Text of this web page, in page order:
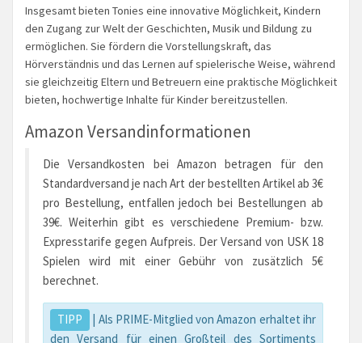
Insgesamt bieten Tonies eine innovative Möglichkeit, Kindern
den Zugang zur Welt der Geschichten, Musik und Bildung zu
ermöglichen. Sie fördern die Vorstellungskraft, das
Hörverständnis und das Lernen auf spielerische Weise, während
sie gleichzeitig Eltern und Betreuern eine praktische Möglichkeit
bieten, hochwertige Inhalte für Kinder bereitzustellen.
Amazon Versandinformationen
Die Versandkosten bei Amazon betragen für den
Standardversand je nach Art der bestellten Artikel ab 3€
pro Bestellung, entfallen jedoch bei Bestellungen ab
39€. Weiterhin gibt es verschiedene Premium- bzw.
Expresstarife gegen Aufpreis. Der Versand von USK 18
Spielen wird mit einer Gebühr von zusätzlich 5€
berechnet.
TIPP
| Als PRIME-Mitglied von Amazon erhaltet ihr
den Versand für einen Großteil des Sortiments